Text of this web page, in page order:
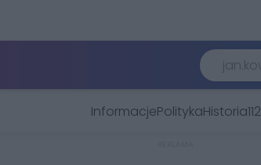
InformacjePolitykaHistoria112